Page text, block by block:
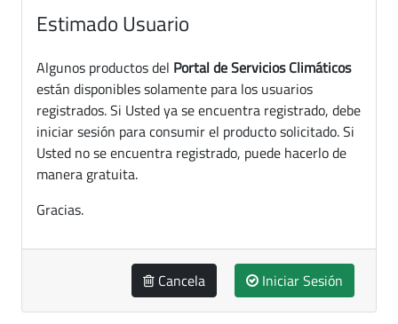
Estimado Usuario
Algunos productos del Portal de Servicios Climáticos
están disponibles solamente para los usuarios
registrados. Si Usted ya se encuentra registrado, debe
iniciar sesión para consumir el producto solicitado. Si
Usted no se encuentra registrado, puede hacerlo de
manera gratuita.
Gracias.
Cancela Iniciar Sesión